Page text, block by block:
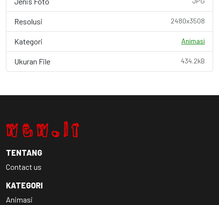
Resolusi 2480x3508
Kategori Animasi
Ukuran File 434.2kB
TENTANG
Contact us
KATEGORI
Animasi